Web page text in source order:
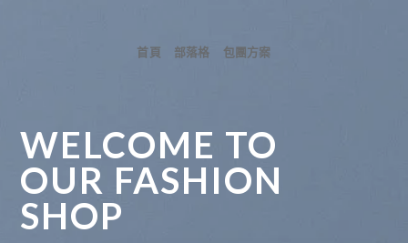
首頁 部落格 包團方案
WELCOME TO
OUR FASHION
SHOP